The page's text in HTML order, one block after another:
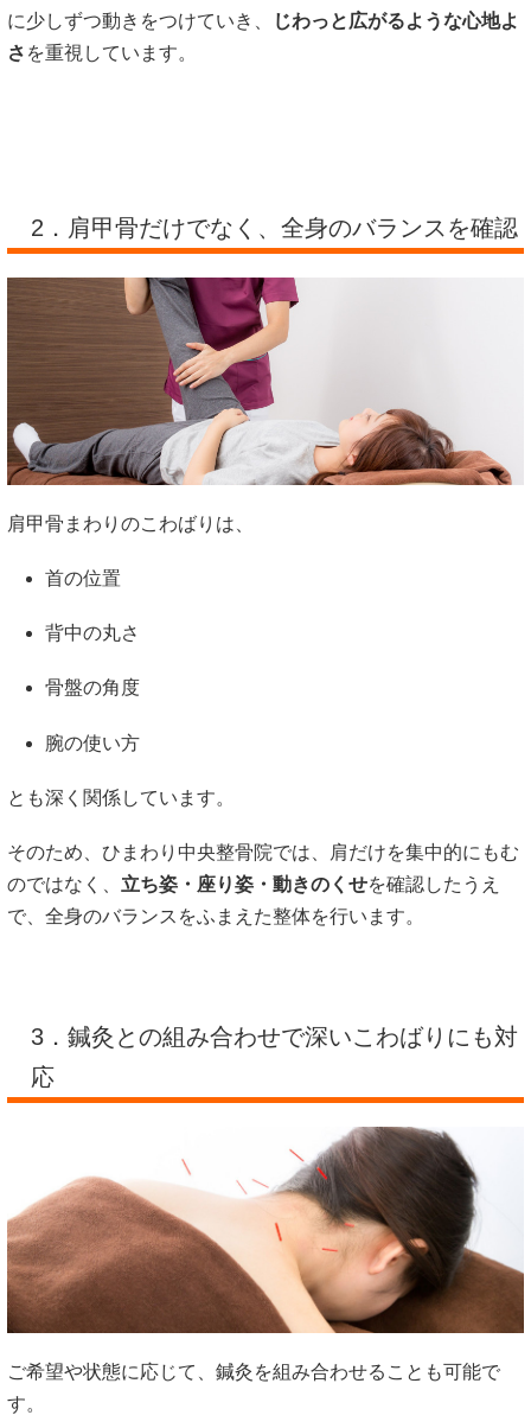
に少しずつ動きをつけていき、
じわっと広がるような心地よ
さ を重視しています。
2．肩甲骨だけでなく、全身のバランスを確認
肩甲骨まわりのこわばりは、
首の位置
背中の丸さ
骨盤の角度
腕の使い方
とも深く関係しています。
そのため、ひまわり中央整骨院では、肩だけを集中的にもむ
のではなく、 立ち姿・座り姿・動きのくせを確認したうえ
で、全身のバランスをふまえた整体を行います。
3．鍼灸との組み合わせで深いこわばりにも対
応
ご希望や状態に応じて、鍼灸を組み合わせることも可能で
す。